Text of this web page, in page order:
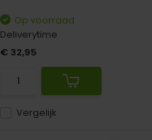
Vergelijk
Op voorraad
Deliverytime
€ 32,95